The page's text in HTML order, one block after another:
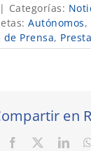
| Categorías:
Autónomos,
de Prensa,
en
Facebook